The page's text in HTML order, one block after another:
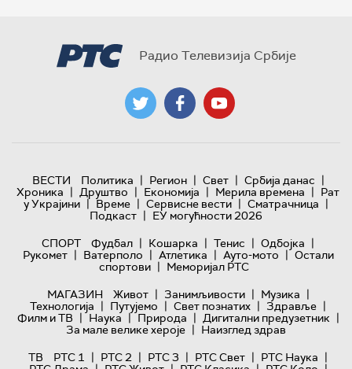
Радио Телевизија Србије
ВЕСТИ Политика | Регион | Свет | Србија данас |
Хроника | Друштво | Економија | Мерила времена | Рат
у Украјини | Време | Сервисне вести | Сматрачница |
Подкаст | ЕУ могућности 2026
СПОРТ
Фудбал | Кошарка | Тенис | Одбојка |
Рукомет | Ватерполо | Атлетика | Ауто-мото | Остали
спортови | Меморијал РТС
МАГАЗИН
Живот | Занимљивости | Музика |
Технологијa | Путујемо | Свет познатих | Здравље |
Филм и ТВ | Наука | Природа | Дигитални предузетник |
За мале велике хероје | Наизглед здрав
ТВ
РТС 1 | РТС 2 | РТС 3 | РТС Свет | РТС Наука |